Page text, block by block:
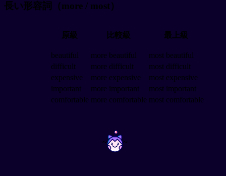
長い形容詞（more / most）
原級 比較級 最上級
beautiful more beautiful
most beautiful
difficult
more difficult
most difficult
expensive
more expensive
most expensive
important
more important
most important
comfortable more comfortable most comfortable
~ ~